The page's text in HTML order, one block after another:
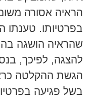
הראיה אסורה
בפרטיותו. טענתו
שהראיה הושגה
להצגה, לפיכך,
הגשת ההקלטה
בשל פגיעה